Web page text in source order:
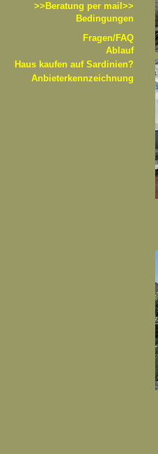
>>Beratung per mail>>
Bedingungen
Fragen/FAQ
Ablauf
Haus kaufen auf Sardinien?
Anbieterkennzeichnung